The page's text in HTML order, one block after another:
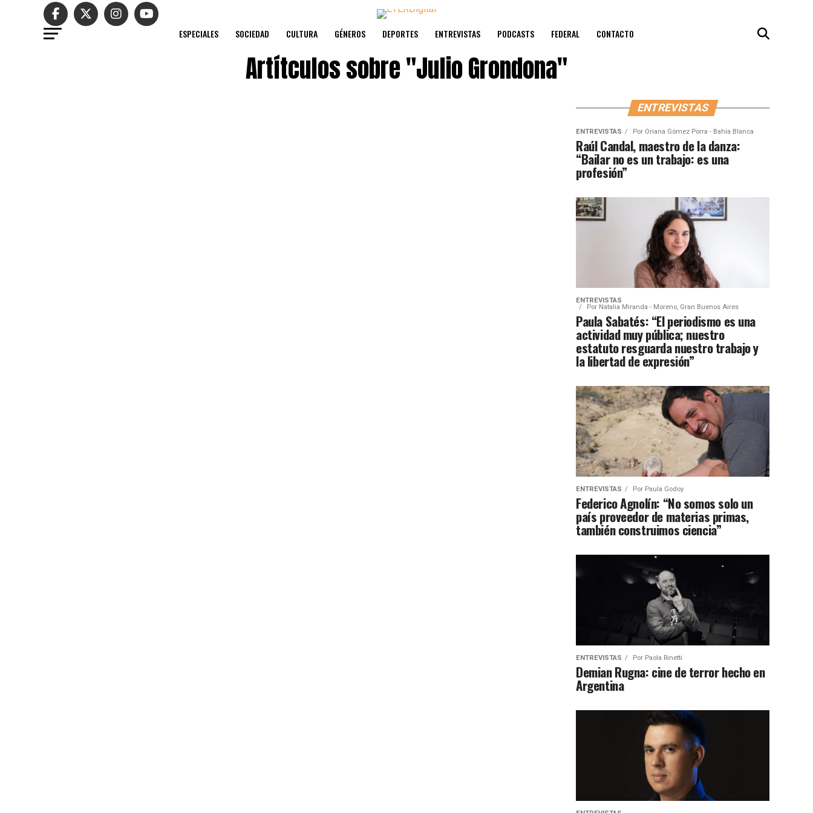
ESPECIALES SOCIEDAD CULTURA GÉNEROS DEPORTES ENTREVISTAS PODCASTS FEDERAL CONTACTO
Artítculos sobre"Julio Grondona"
ENTREVISTAS
ENTREVISTAS Por Oriana Gómez Porra - Bahía Blanca
Raúl Candal, maestro de la danza:
“Bailar no es un trabajo: es una
profesión”
ENTREVISTAS
Por Natalia Miranda - Moreno, Gran Buenos Aires
Paula Sabatés: “El periodismo es una
actividad muy pública; nuestro
estatuto resguarda nuestro trabajo y
la libertad de expresión”
ENTREVISTAS Por Paula Godoy
Federico Agnolín: “No somos solo un
país proveedor de materias primas,
también construimos ciencia”
ENTREVISTAS Por Paola Rinetti
Demian Rugna: cine de terror hecho en
Argentina